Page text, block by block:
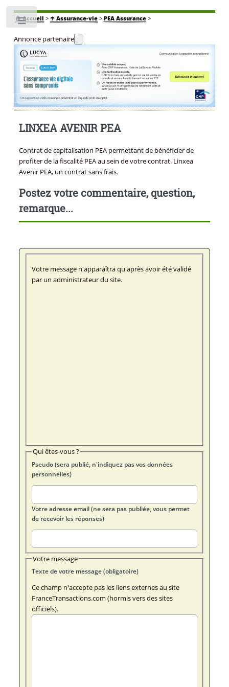
🏠Accueil > ☂️ Assurance-vie> PEA Assurance>
Annonce partenaire
LINXEA AVENIR PEA
Contrat de capitalisation PEA permettant de bénéficier de
profiter de la fiscalité PEA au sein de votre contrat. Linxea
Avenir PEA, un contrat sans frais.
Postez votre commentaire, question,
remarque...
Votre message n'apparaîtra qu'après avoir été validé
par un administrateur du site.
Qui êtes-vous ?
Pseudo (sera publié, n'indiquez pas vos données
personnelles)
Votre adresse email (ne sera pas publiée, vous permet
de recevoir les réponses)
Votre message
Texte de votre message (obligatoire)
Ce champ n'accepte pas les liens externes au site
FranceTransactions.com (hormis vers des sites
officiels).
Toggle